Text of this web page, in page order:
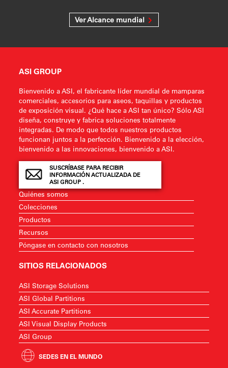
Ver Alcance mundial
ASI GROUP
Bienvenido a ASI, el fabricante líder mundial de mamparas
comerciales, accesorios para aseos, taquillas y productos
de exposición visual. ¿Qué hace a ASI tan único? Sólo ASI
diseña, construye y fabrica soluciones totalmente
integradas. De modo que todos nuestros productos
funcionan juntos a la perfección. Bienvenido a la elección,
bienvenido a las innovaciones, bienvenido a ASI.
SUSCRÍBASE PARA RECIBIR
INFORMACIÓN ACTUALIZADA DE
ASI GROUP .
Quiénes somos
Colecciones
Productos
Recursos
Póngase en contacto con nosotros
SITIOS RELACIONADOS
ASI Storage Solutions
ASI Global Partitions
ASI Accurate Partitions
ASI Visual Display Products
ASI Group
SEDES EN EL MUNDO